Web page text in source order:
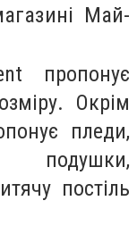
Май-
пропонує
Окрім
пледи,
подушки,
постіль